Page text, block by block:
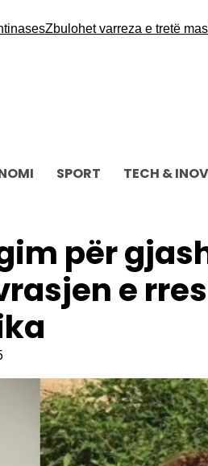
Zbulohet varreza e tretë masive
SPORT TECH &
për
e